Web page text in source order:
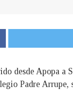
desde Apopa
Padre